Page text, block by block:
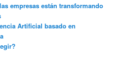
empresas están transformando
Artificial basado en